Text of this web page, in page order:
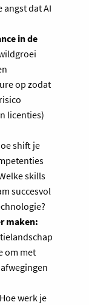
angst dat AI
in de
op zodat
licenties)
shift je
skills
succesvol
maken:
om met
werk je